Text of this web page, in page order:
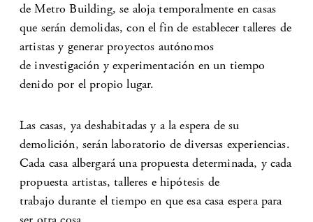
de Metro Building, se aloja temporalmente en casas
que serán demolidas, con el fin de establecer talleres de
artistas y generar proyectos autónomos
de investigación y experimentación en un tiempo
denido por el propio lugar.
Las casas, ya deshabitadas y a la espera de su
demolición, serán laboratorio de diversas experiencias.
Cada casa albergará una propuesta determinada, y cada
propuesta artistas, talleres e hipótesis de
trabajo durante el tiempo en que esa casa espera para